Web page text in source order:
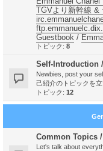
TGVより新幹線 &
Guestbook /
トピック: 8
Self-Introduction
Newbies, post your
己紹介のトピックを立
トピック: 12
Common Topics
Let's talk about